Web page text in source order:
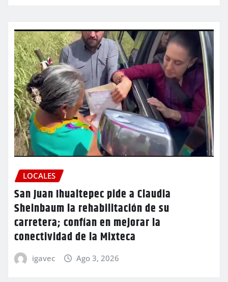
LOCALES
San Juan Ihualtepec pide a Claudia
Sheinbaum la rehabilitación de su
carretera; confían en mejorar la
conectividad de la Mixteca
igavec Ago 3, 2026